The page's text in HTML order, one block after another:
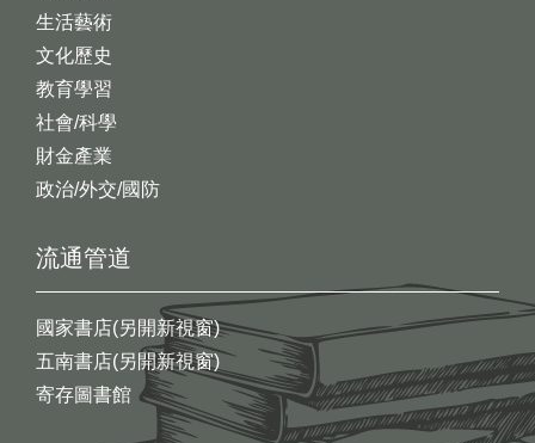
生活藝術
文化歷史
教育學習
社會/科學
財金產業
政治/外交/國防
流通管道
國家書店(另開新視窗)
五南書店(另開新視窗)
寄存圖書館